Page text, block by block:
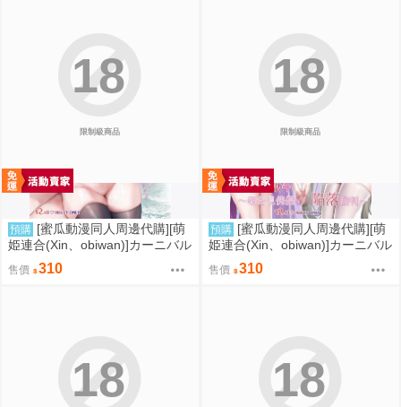
限制級商品
18
預購 [蜜瓜動漫同人周邊代購][萌
姫連合(Xin、obiwan)]カーニバル
43-混浴地獄3 ～幻月遊戯の性転
換裁判～(崩壞：星穹鐵道)(同人
售價 310
限制級商品
18
預購 [蜜瓜動漫同人周邊代購][萌
姫連合(Xin、obiwan)]カーニバル
44-混浴地獄4 ～覗き見傀儡の陥
落裁判～(崩壞：星穹鐵道)(同人
售價 310
18 18